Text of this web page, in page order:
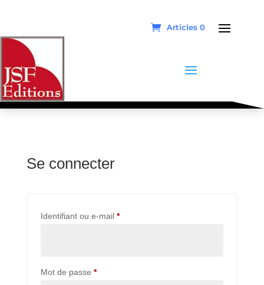
Articles 0
Se connecter
Identifiant ou e-mail *Obligatoire
Mot de passe *Obligatoire